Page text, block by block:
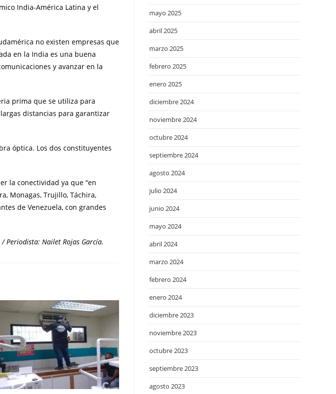
India-América Latina y el
no existen empresas que
en la India es una buena
y avanzar en la
prima que se utiliza para
distancias para garantizar
óptica. Los dos constituyentes
la conectividad ya que “en
Monagas, Trujillo, Táchira,
de Venezuela, con grandes
Periodista: Nailet Rojas García.
mayo 2025
abril 2025
marzo 2025
febrero 2025
enero 2025
diciembre 2024
noviembre 2024
octubre 2024
septiembre 2024
agosto 2024
julio 2024
junio 2024
mayo 2024
abril 2024
marzo 2024
febrero 2024
enero 2024
diciembre 2023
noviembre 2023
octubre 2023
septiembre 2023
agosto 2023